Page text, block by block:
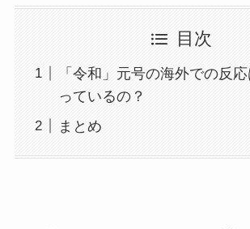
目次
「令和」元号の海外での反
っているの？
まとめ